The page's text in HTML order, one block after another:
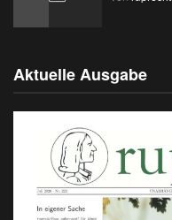
Aktuelle Ausgabe